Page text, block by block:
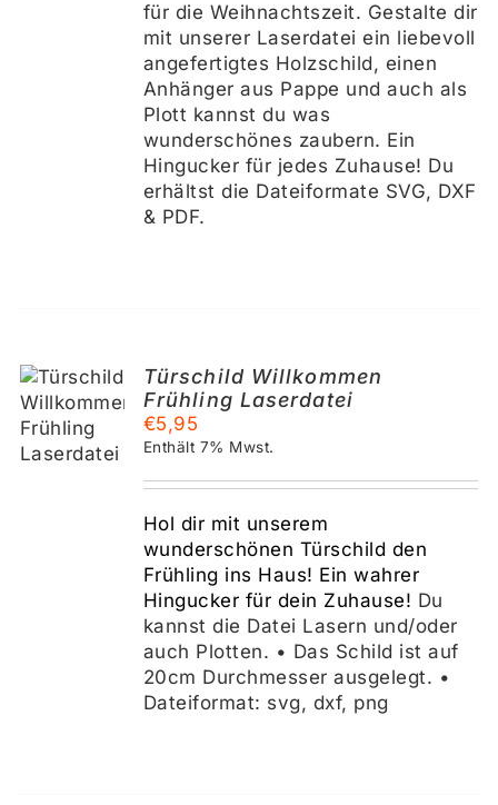
für die Weihnachtszeit. Gestalte dir
mit unserer Laserdatei ein liebevoll
angefertigtes Holzschild, einen
Anhänger aus Pappe und auch als
Plott kannst du was
wunderschönes zaubern. Ein
Hingucker für jedes Zuhause! Du
erhältst die Dateiformate SVG, DXF
& PDF.
Türschild Willkommen
Frühling Laserdatei
€5,95
Enthält 7% Mwst.
Hol dir mit unserem
wunderschönen Türschild den
Frühling ins Haus! Ein wahrer
Hingucker für dein Zuhause! Du
kannst die Datei Lasern und/oder
auch Plotten. • Das Schild ist auf
20cm Durchmesser ausgelegt. •
Dateiformat: svg, dxf, png